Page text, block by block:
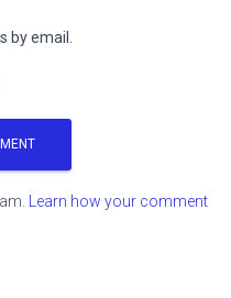
by email.
Learn how your comment